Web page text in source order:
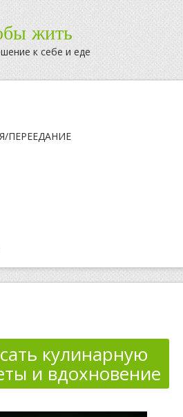
жить
к себе и еде
ПЕРЕЕДАНИЕ
кулинарную
и вдохновение